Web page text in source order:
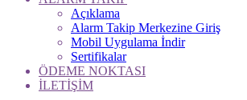
Açıklama
Alarm Takip Merkezine Giriş
Mobil Uygulama İndir
Sertifikalar
ÖDEME NOKTASI
İLETİŞİM